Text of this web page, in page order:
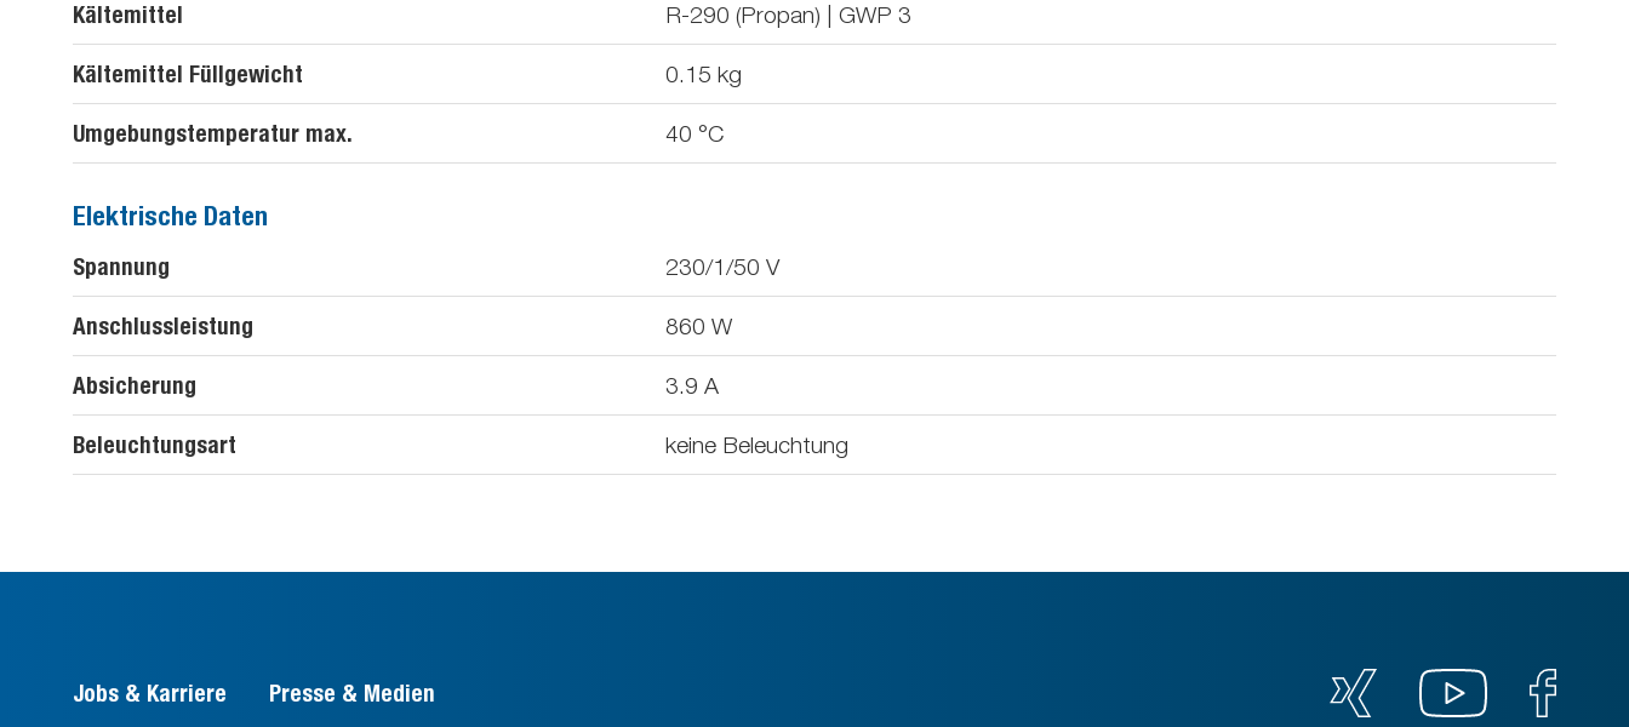
Kältemittel R-290 (Propan) | GWP 3
Kältemittel Füllgewicht 0.15 kg
Umgebungstemperatur max. 40 °C
Elektrische Daten
Spannung 230/1/50 V
Anschlussleistung 860 W
Absicherung 3.9 A
Beleuchtungsart keine Beleuchtung
Jobs & Karriere Presse & Medien